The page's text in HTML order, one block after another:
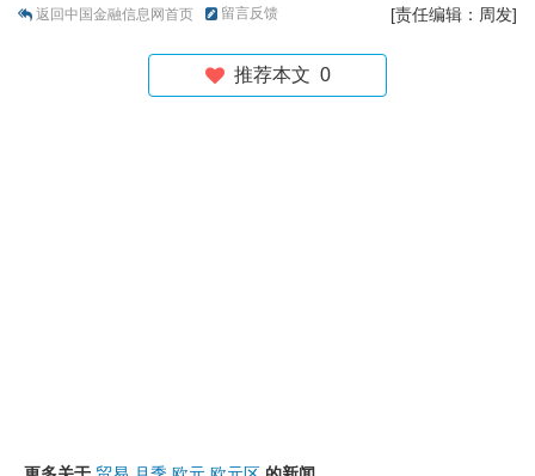
返回中国金融信息网首页 留言反馈 [责任编辑：周发]
推荐本文 0